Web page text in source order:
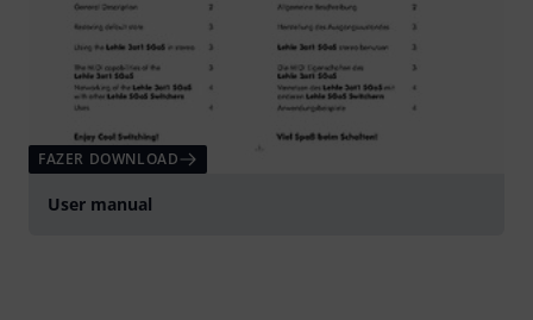
FAZER DOWNLOAD
User manual